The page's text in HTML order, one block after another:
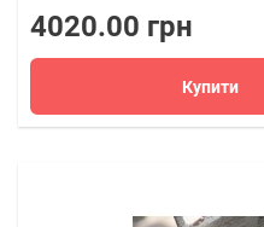
4020.00 грн
Купити